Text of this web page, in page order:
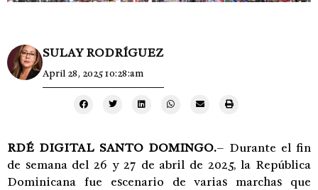
SULAY RODRÍGUEZ
April 28, 2025 10:28:am
RDÉ DIGITAL SANTO DOMINGO.– Durante el fin
de semana del 26 y 27 de abril de 2025, la República
Dominicana fue escenario de varias marchas que